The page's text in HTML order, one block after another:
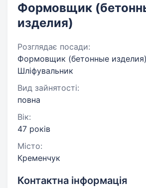
Формовщик
изделия)
Розглядає посади:
Формовщик (бетонные
Шліфувальник
Вид зайнятості:
повна
Вік:
47 років
Місто:
Кременчук
Контактна інформація